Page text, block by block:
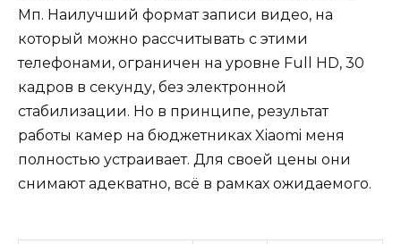
Мп. Наилучший формат записи видео, на
который можно рассчитывать с этими
телефонами, ограничен на уровне Full HD, 30
кадров в секунду, без электронной
стабилизации. Но в принципе, результат
работы камер на бюджетниках Xiaomi меня
полностью устраивает. Для своей цены они
снимают адекватно, всё в рамках ожидаемого.